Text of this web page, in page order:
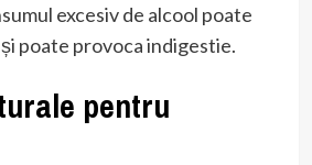
excesiv de alcool poate
poate provoca indigestie.
pentru